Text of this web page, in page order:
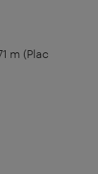
m (Plac